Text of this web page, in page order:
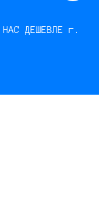
ДЕШЕВЛЕ г.